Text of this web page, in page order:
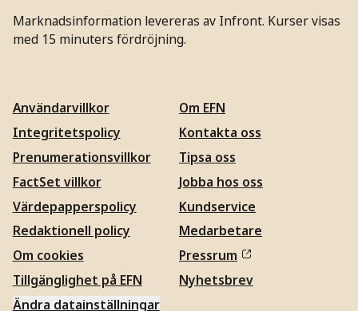
Marknadsinformation levereras av Infront. Kurser visas
med 15 minuters fördröjning.
Användarvillkor
Integritetspolicy
Prenumerationsvillkor
FactSet villkor
Värdepapperspolicy
Redaktionell policy
Om cookies
Tillgänglighet på EFN
Ändra datainställningar
Om EFN
Kontakta oss
Tipsa oss
Jobba hos oss
Kundservice
Medarbetare
Pressrum
Nyhetsbrev